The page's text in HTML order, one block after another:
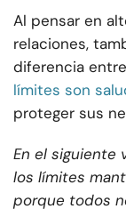
Al pensar en
relaciones,
diferencia
límites son
proteger sus
En el siguiente
los límites
porque todos